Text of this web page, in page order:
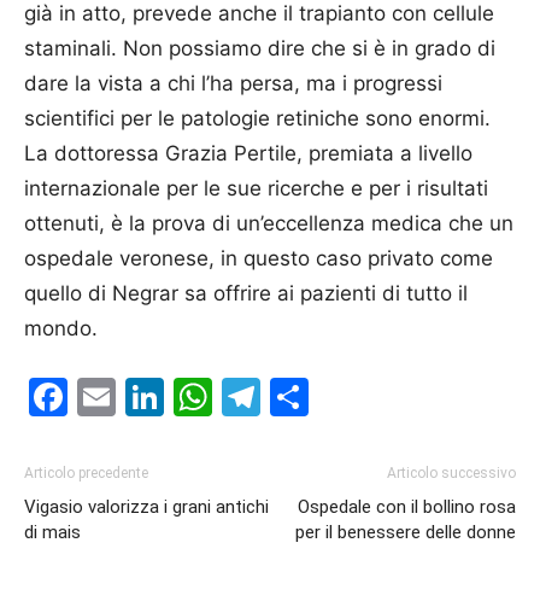
già in atto, prevede anche il trapianto con cellule
staminali. Non possiamo dire che si è in grado di
dare la vista a chi l’ha persa, ma i progressi
scientifici per le patologie retiniche sono enormi.
La dottoressa Grazia Pertile, premiata a livello
internazionale per le sue ricerche e per i risultati
ottenuti, è la prova di un’eccellenza medica che un
ospedale veronese, in questo caso privato come
quello di Negrar sa offrire ai pazienti di tutto il
mondo.
Facebook
EmailLinkedIn
WhatsApp
Telegram
Articolo precedente
Vigasio valorizza i grani antichi
di mais
Articolo successivo
Ospedale con il bollino rosa
per il benessere delle donne